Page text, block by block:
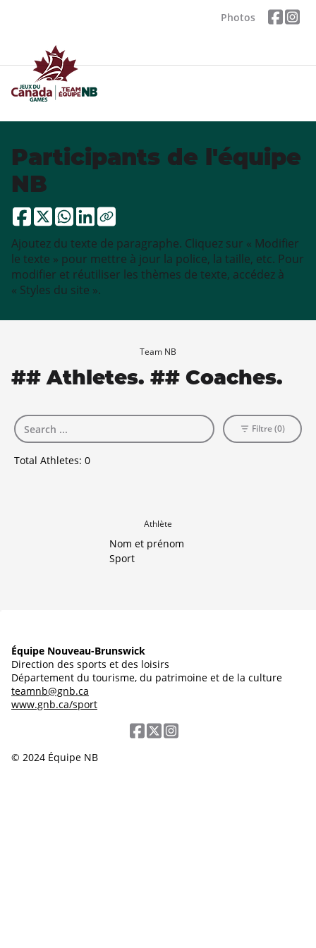
Photos
Participants de l'équipe
NB
Ajoutez du texte de paragraphe. Cliquez sur « Modifier
le texte » pour mettre à jour la police, la taille, etc. Pour
modifier et réutiliser les thèmes de texte, accédez à
« Styles du site ».
Team NB
## Athletes. ## Coaches.
Total Athletes: 0
Filtre (0)
Athlète
Nom et prénom
Sport
Équipe Nouveau-Brunswick
Direction des sports et des loisirs
Département du tourisme, du patrimoine et de la culture
teamnb@gnb.ca
www.gnb.ca/sport
© 2024 Équipe NB